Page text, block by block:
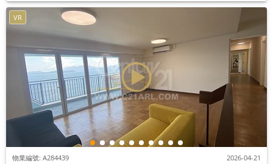
VR
物業編號: A284439 2026-04-21